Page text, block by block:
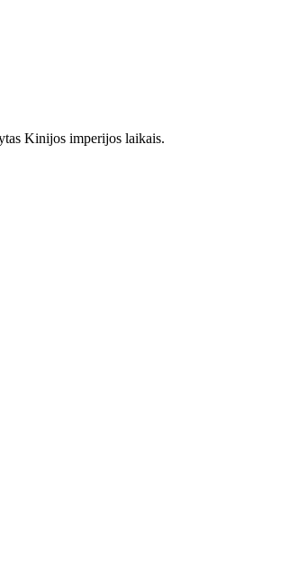
Kinijos imperijos laikais.